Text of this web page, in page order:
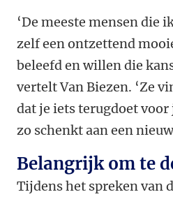
‘De meeste mensen die
zelf een ontzettend
beleefd en willen die
vertelt Van Biezen. ‘Ze
dat je iets terugdoet
zo schenkt aan een
Belangrijk om te
Tijdens het spreken van